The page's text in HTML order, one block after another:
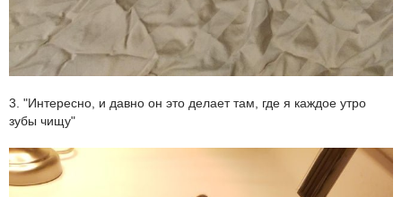
3. "Интересно, и давно он это делает там, где я каждое утро
зубы чищу"